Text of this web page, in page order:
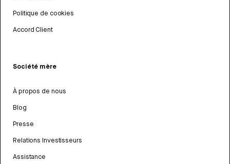
Politique de cookies
Accord Client
Société mère
À propos de nous
Blog
Presse
Relations Investisseurs
Assistance